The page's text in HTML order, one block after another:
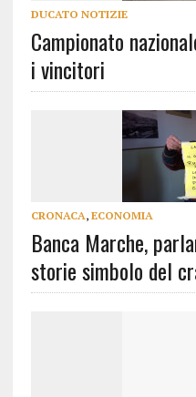
DUCATO NOTIZIE
Campionato
i vincitori
CRONACA, ECONOMIA
Banca Marche,
storie simbolo del